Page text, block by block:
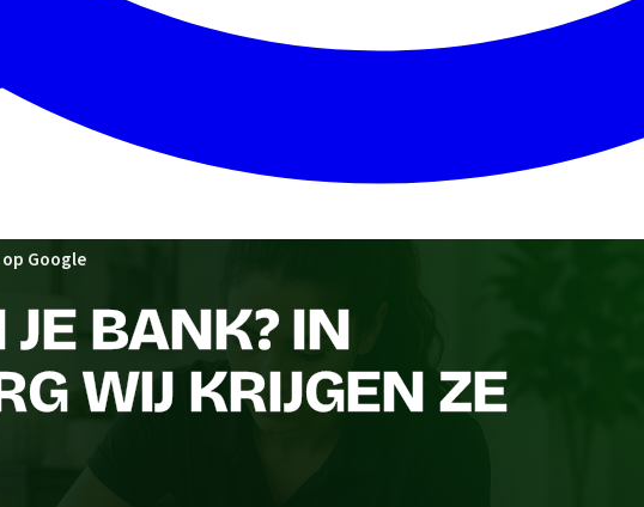
Google
BANK? IN
WIJ KRIJGEN ZE